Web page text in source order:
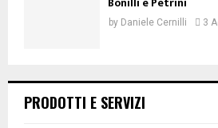
by Daniele Cernilli 3
PRODOTTI E SERVIZI